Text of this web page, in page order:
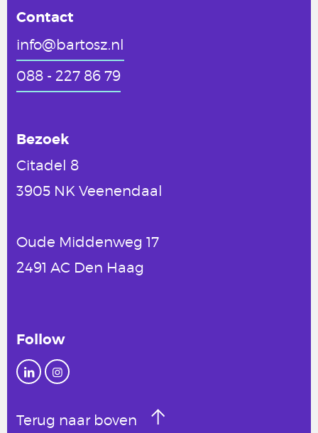
Contact
info@bartosz.nl
088 - 227 86 79
Bezoek
Citadel 8
3905 NK Veenendaal
Oude Middenweg 17
2491 AC Den Haag
Follow
Terug naar boven